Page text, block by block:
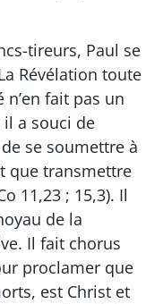
tireurs, Paul se
Révélation toute
fait pas un
a souci de
se soumettre à
que transmettre
11,23 ; 15,3). Il
de la
Il fait chorus
proclamer que
est Christ et